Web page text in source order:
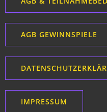
AGB GEWINNSPIELE
IMPRESSUM